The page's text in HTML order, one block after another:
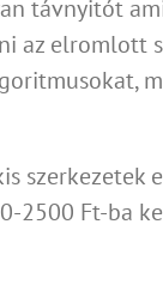
távnyitót
az elromlott
szerkezetek
2500 Ft-ba